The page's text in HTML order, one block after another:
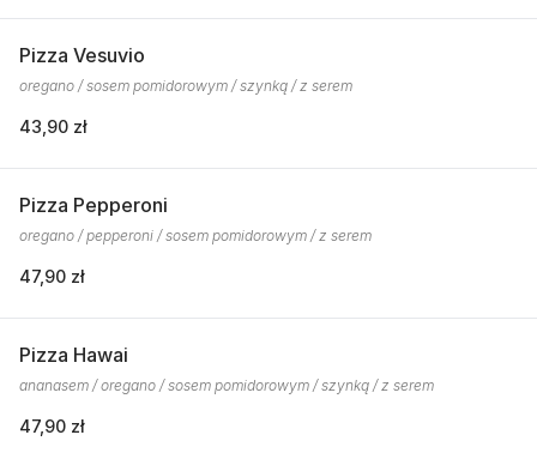
Pizza Vesuvio
oregano / sosem pomidorowym / szynką / z serem
43,90 zł
Pizza Pepperoni
oregano / pepperoni / sosem pomidorowym / z serem
47,90 zł
Pizza Hawai
ananasem / oregano / sosem pomidorowym / szynką / z serem
47,90 zł